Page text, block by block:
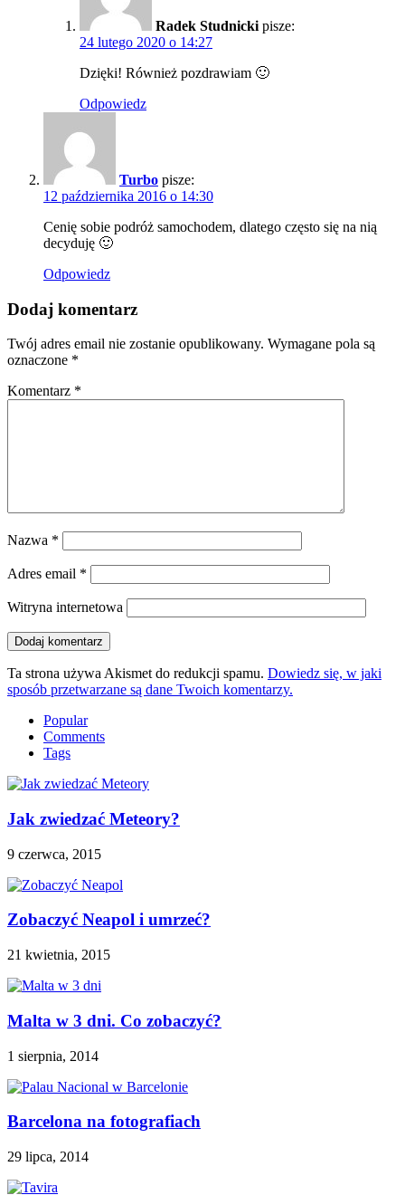
Radek Studnicki pisze:
24 lutego 2020 o 14:27
Dzięki! Również pozdrawiam 🙂
Odpowiedz
Turbo pisze:
12 października 2016 o 14:30
Cenię sobie podróż samochodem, dlatego często się na nią
decyduję 🙂
Odpowiedz
Dodaj komentarz
Twój adres email nie zostanie opublikowany. Wymagane pola są
oznaczone *
Komentarz *
Nazwa *
Adres email *
Witryna internetowa
Ta strona używa Akismet do redukcji spamu. Dowiedz się, w jaki
sposób przetwarzane są dane Twoich komentarzy.
Popular
Comments
Tags
Jak zwiedzać Meteory?
9 czerwca, 2015
Zobaczyć Neapol i umrzeć?
21 kwietnia, 2015
Malta w 3 dni. Co zobaczyć?
1 sierpnia, 2014
Barcelona na fotografiach
29 lipca, 2014